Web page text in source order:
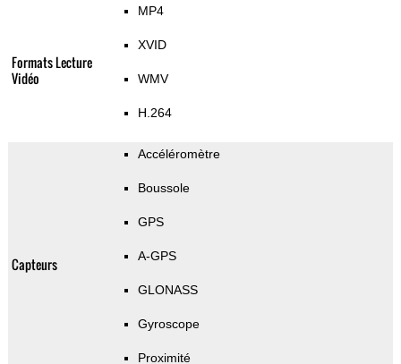
Formats Lecture
Vidéo
MP4
XVID
WMV
H.264
Capteurs
Accéléromètre
Boussole
GPS
A-GPS
GLONASS
Gyroscope
Proximité